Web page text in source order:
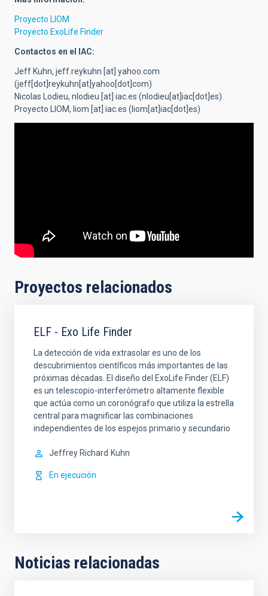
Proyecto LIOM
Proyecto ExoLife Finder
Contactos en el IAC:
Jeff Kuhn, jeff.reykuhn [at] yahoo.com
(jeff[dot]reykuhn[at]yahoo[dot]com)
Nicolas Lodieu, nlodieu [at] iac.es (nlodieu[at]iac[dot]es)
Proyecto LIOM, liom [at] iac.es (liom[at]iac[dot]es)
Proyectos relacionados
ELF - Exo Life Finder
La detección de vida extrasolar es uno de los
descubrimientos científicos más importantes de las
próximas décadas. El diseño del ExoLife Finder (ELF)
es un telescopio-interferómetro altamente flexible
que actúa como un coronógrafo que utiliza la estrella
central para magnificar las combinaciones
independientes de los espejos primario y secundario
Jeffrey Richard Kuhn
En ejecución
Noticias relacionadas